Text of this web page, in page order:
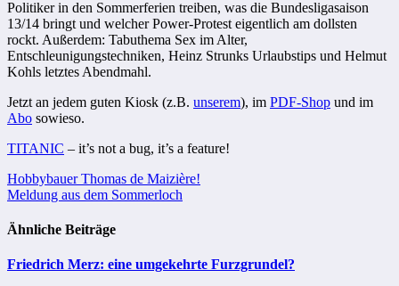
Politiker in den Sommerferien treiben, was die Bundesligasaison
13/14 bringt und welcher Power-Protest eigentlich am dollsten
rockt. Außerdem: Tabuthema Sex im Alter,
Entschleunigungstechniken, Heinz Strunks Urlaubstips und Helmut
Kohls letztes Abendmahl.
Jetzt an jedem guten Kiosk (z.B. unserem), im PDF-Shop und im
Abo sowieso.
TITANIC – it’s not a bug, it’s a feature!
Beitragsnavigation
Hobbybauer Thomas de Maizière!
Meldung aus dem Sommerloch
Ähnliche Beiträge
Friedrich Merz: eine umgekehrte Furzgrundel?